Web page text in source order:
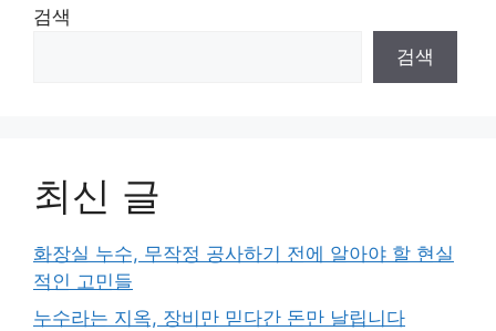
검색
검색
최신 글
화장실 누수, 무작정 공사하기 전에 알아야 할 현실
적인 고민들
누수라는 지옥, 장비만 믿다간 돈만 날립니다